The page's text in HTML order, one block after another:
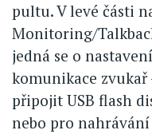
pultu. V levé části
Monitoring/
jedná se o
komunikace
připojit USB flash
nebo pro nahrávání